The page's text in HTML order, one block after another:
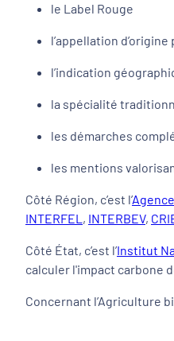
le Label Rouge
l’appellation
l’indication
la spécialité
les démarches
les mentions
Côté Région, c’est l’
INTERFEL , INTERBEV,
Côté État, c’est l’Institut
calculer l'impact carbone
Concernant l’Agriculture